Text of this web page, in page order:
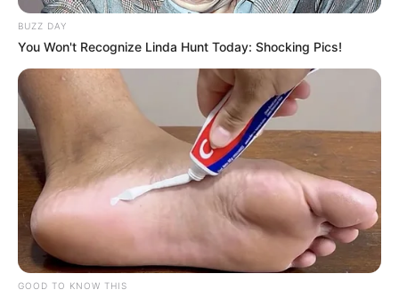
BUZZ DAY
You Won't Recognize Linda Hunt Today: Shocking Pics!
GOOD TO KNOW THIS